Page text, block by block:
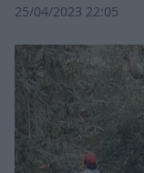
25/04/2023 22:05